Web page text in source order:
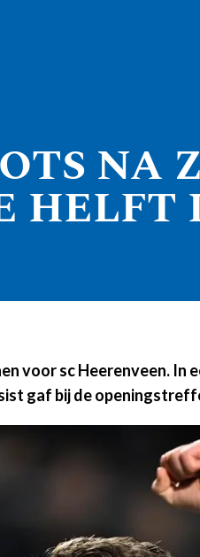
NA
voor sc Heerenveen. In
gaf bij de